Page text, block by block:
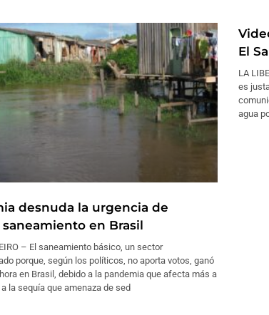
desnuda la urgencia de
en Brasil
– El saneamiento básico, un sector
porque, según los políticos, no aporta votos, ganó
en Brasil, debido a la pandemia que afecta más a
a la sequía que amenaza de sed
El
LA
es
agua